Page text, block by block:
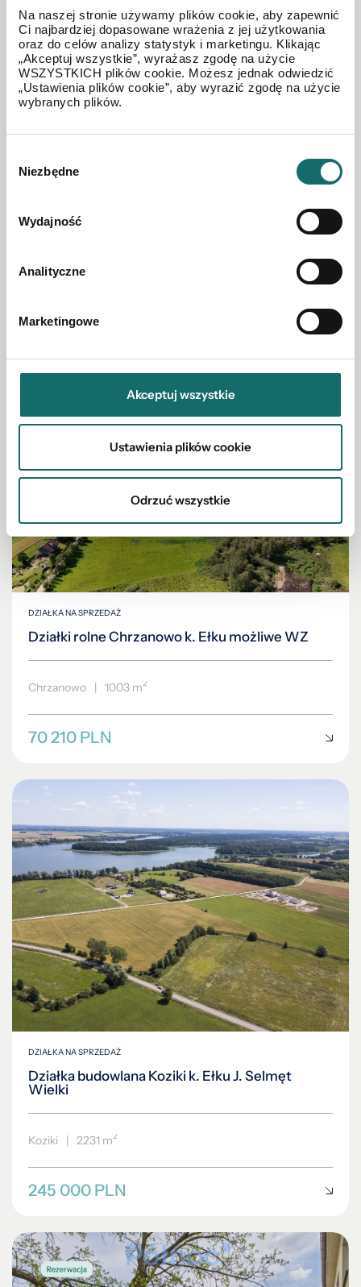
Na naszej stronie używamy plików cookie, aby zapewnić
Ci najbardziej dopasowane wrażenia z jej użytkowania
oraz do celów analizy statystyk i marketingu. Klikając
„Akceptuj wszystkie”, wyrażasz zgodę na użycie
WSZYSTKICH plików cookie. Możesz jednak odwiedzić
„Ustawienia plików cookie”, aby wyrazić zgodę na użycie
wybranych plików.
zgody
Niezbędne
Wydajność
Analityczne
Marketingowe
Akceptuj wszystkie
Ustawienia plików cookie
Odrzuć wszystkie
134 000 PLN
DZIAŁKA NA SPRZEDAŻ
Działki rolne Chrzanowo k. Ełku możliwe WZ
Chrzanowo | 1003 m2
70 210 PLN
DZIAŁKA NA SPRZEDAŻ
Działka budowlana Koziki k. Ełku J. Selmęt
Wielki
Koziki | 2231 m2
245 000 PLN